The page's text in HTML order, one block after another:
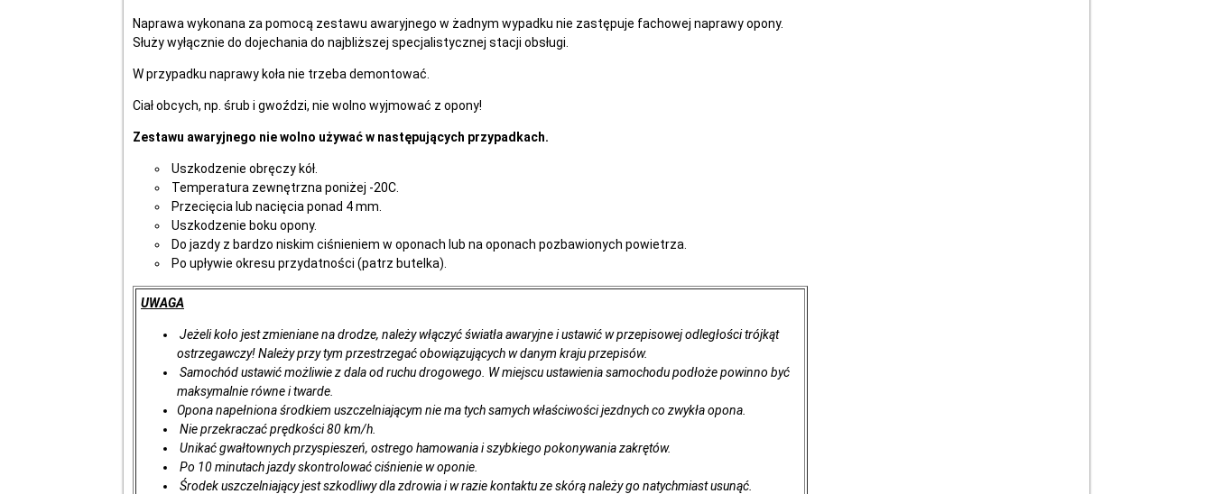
Naprawa wykonana za pomocą zestawu awaryjnego w żadnym wypadku nie zastępuje fachowej naprawy opony.
Służy wyłącznie do dojechania do najbliższej specjalistycznej stacji obsługi.
W przypadku naprawy koła nie trzeba demontować.
Ciał obcych, np. śrub i gwoździ, nie wolno wyjmować z opony!
Zestawu awaryjnego nie wolno używać w następujących przypadkach.
Uszkodzenie obręczy kół.
Temperatura zewnętrzna poniżej -20C.
Przecięcia lub nacięcia ponad 4 mm.
Uszkodzenie boku opony.
Do jazdy z bardzo niskim ciśnieniem w oponach lub na oponach pozbawionych powietrza.
Po upływie okresu przydatności (patrz butelka).
UWAGA
Jeżeli koło jest zmieniane na drodze, należy włączyć światła awaryjne i ustawić w przepisowej odległości trójkąt
ostrzegawczy! Należy przy tym przestrzegać obowiązujących w danym kraju przepisów.
Samochód ustawić możliwie z dala od ruchu drogowego. W miejscu ustawienia samochodu podłoże powinno być
maksymalnie równe i twarde.
Opona napełniona środkiem uszczelniającym nie ma tych samych właściwości jezdnych co zwykła opona.
Nie przekraczać prędkości 80 km/h.
Unikać gwałtownych przyspieszeń, ostrego hamowania i szybkiego pokonywania zakrętów.
Po 10 minutach jazdy skontrolować ciśnienie w oponie.
Środek uszczelniający jest szkodliwy dla zdrowia i w razie kontaktu ze skórą należy go natychmiast usunąć.